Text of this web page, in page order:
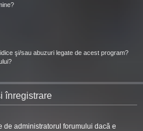
şi/sau abuzuri legate de acest program?
înregistrare
de administratorul forumului dacă e